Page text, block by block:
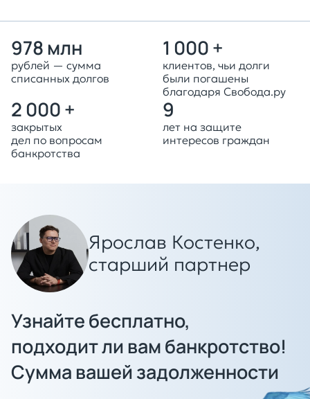
978 млн
рублей — сумма
списанных долгов
1 000 +
клиентов, чьи долги
были погашены
благодаря Свобода.ру
2 000 +
закрытых
дел по вопросам
банкротства
9
лет на защите
интересов граждан
Ярослав Костенко,
старший партнер
Узнайте бесплатно,
подходит ли вам банкротство!
Сумма вашей задолженности